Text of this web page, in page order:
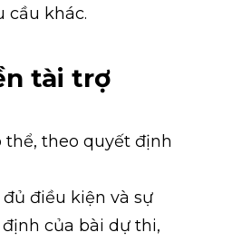
cầu khác.
tài trợ
thể, theo quyết định
điều kiện và sự
của bài dự thi,